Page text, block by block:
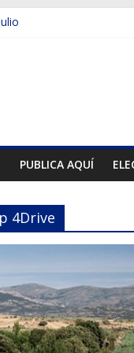
la Expo Compras
Maxus T70
PUBLICA AQUÍ
4Drive